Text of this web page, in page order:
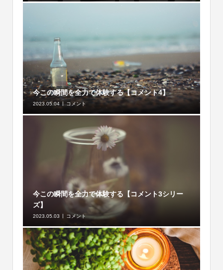
今この瞬間を全力で体験する【コメント4】
2023.05.04 コメント
今この瞬間を全力で体験する【コメント3シリー
ズ】
2023.05.03 コメント